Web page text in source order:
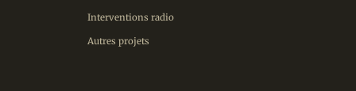
Interventions radio
Autres projets